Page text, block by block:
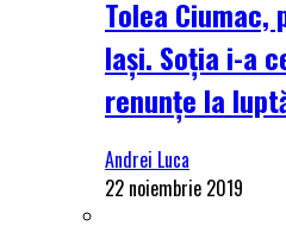
Tolea Ciumac,
Iași. Soția i-a
renunțe la
Andrei Luca
22 noiembrie 2019